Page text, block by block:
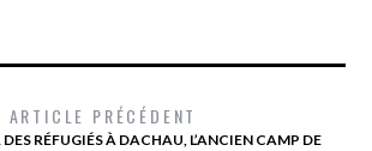
ARTICLE PRÉCÉDENT
RÉFUGIÉS À DACHAU, L’ANCIEN CAMP DE